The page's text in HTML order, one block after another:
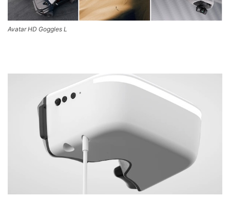
Avatar HD Goggles L